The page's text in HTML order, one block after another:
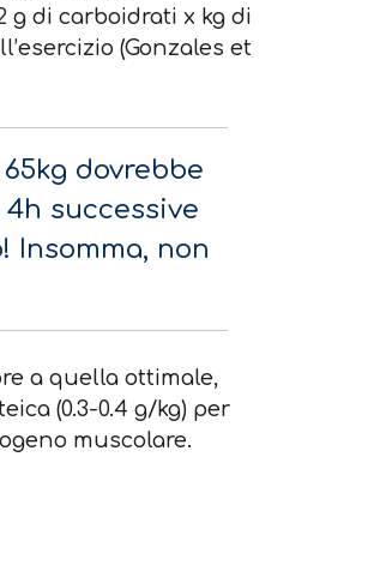
g di carboidrati x kg di
(Gonzales et
dovrebbe
successive
Insomma, non
a quella ottimale,
(0.3-0.4 g/kg) per
muscolare.